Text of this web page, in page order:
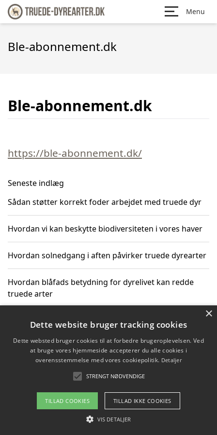
Menu
Ble-abonnement.dk
Ble-abonnement.dk
https://ble-abonnement.dk/
Seneste indlæg
Sådan støtter korrekt foder arbejdet med truede dyr
Hvordan vi kan beskytte biodiversiteten i vores haver
Hvordan solnedgang i aften påvirker truede dyrearter
Hvordan blåfads betydning for dyrelivet kan redde
truede arter
Hvordan kan gaver til unge voksne støtte bevarelsen
Copyright 2026 - Pilanto Aps
Om / kontakt
Blog Betingelser
×
Dette website bruger tracking cookies
Dette websted bruger cookies til at forbedre brugeroplevelsen. Ved
at bruge vores hjemmeside accepterer du alle cookies i
overensstemmelse med vores cookiepolitik. Detaljer
STRENGT NØDVENDIGE
TILLAD COOKIES TILLAD IKKE COOKIES
VIS DETALJER